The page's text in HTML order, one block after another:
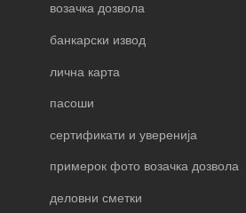
возачка дозвола
банкарски извод
лична карта
пасоши
сертификати и уверенија
примерок фото возачка дозвола
деловни сметки